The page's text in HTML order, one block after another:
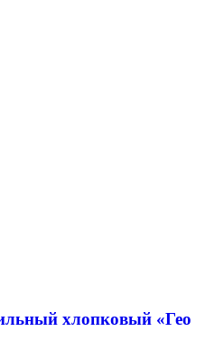
хлопковый «Гео